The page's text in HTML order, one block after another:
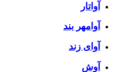
آواتار
آوامهر بند
آوای زند
آوش